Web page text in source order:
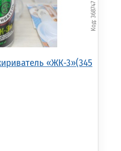
«ЖК-3»(345
368747